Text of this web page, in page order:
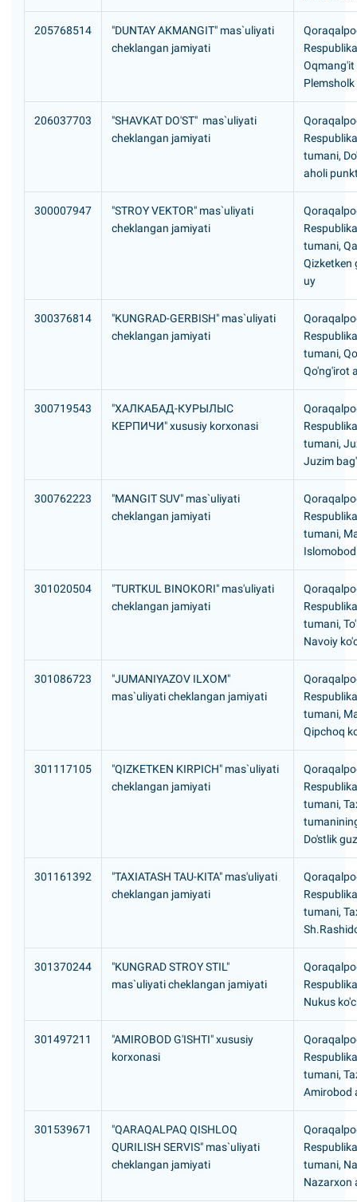
205768514
"DUNTAY AKMANGIT" mas`uliyati
cheklangan jamiyati
206037703
"SHAVKAT DO'ST" mas`uliyati
cheklangan jamiyati
tumani,
aholi
300007947
"STROY VEKTOR" mas`uliyati
cheklangan jamiyati
tumani,
Qizketken
uy
300376814
"KUNGRAD-GERBISH" mas`uliyati
cheklangan jamiyati
tumani,
Qo'ng'irot
300719543
"ХАЛКАБАД-КУРЫЛЫС
КЕРПИЧИ" xususiy korxonasi
tumani,
Juzim
300762223
"MANGIT SUV" mas`uliyati
cheklangan jamiyati
tumani,
301020504
"TURTKUL BINOKORI" mas'uliyati
cheklangan jamiyati
tumani,
Navoiy
301086723
"JUMANIYAZOV ILXOM"
mas`uliyati cheklangan jamiyati
tumani,
Qipchoq
301117105
"QIZKETKEN KIRPICH" mas`uliyati
cheklangan jamiyati
tumani,
Do'stlik
301161392
"TAXIATASH TAU-KITA" mas'uliyati
cheklangan jamiyati
tumani,
301370244
"KUNGRAD STROY STIL"
mas`uliyati cheklangan jamiyati
Nukus
301497211
"AMIROBOD G'ISHTI" xususiy
korxonasi
tumani,
Amirobod
301539671
"QARAQALPAQ QISHLOQ
QURILISH SERVIS" mas`uliyati
cheklangan jamiyati
tumani,
Nazarxon